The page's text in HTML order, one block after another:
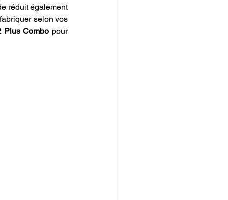
réduit également
selon vos
Plus Combo pour